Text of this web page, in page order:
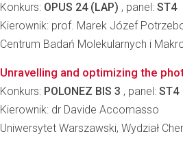
Konkurs: OPUS 24 (LAP) , panel: ST4
Kierownik: prof. Marek Józef
Centrum Badań Molekularnych i
Unravelling and optimizing the
Konkurs: POLONEZ BIS 3 , panel: ST4
Kierownik: dr Davide Accomasso
Uniwersytet Warszawski, Wydział